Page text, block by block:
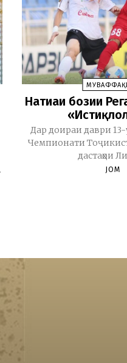
Натиҷаи бозии
Дар доираи даври
Чемпионати
дастаҳои
JOM